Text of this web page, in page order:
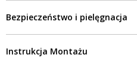
Bezpieczeństwo i pielęgnacja
Instrukcja Montażu